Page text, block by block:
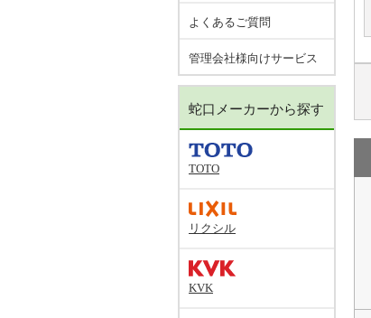
よくあるご質問
管理会社様向けサービス
蛇口メーカーから探す
TOTO
リクシル
KVK